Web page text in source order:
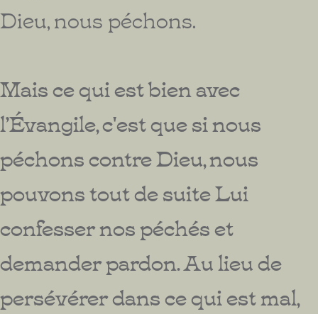
Dieu, nous péchons.
Mais ce qui est bien avec
l’Évangile, c'est que si nous
péchons contre Dieu, nous
pouvons tout de suite Lui
confesser nos péchés et
demander pardon. Au lieu de
persévérer dans ce qui est mal,